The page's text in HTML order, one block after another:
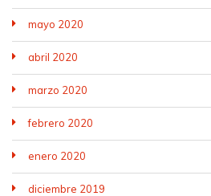
mayo 2020
abril 2020
marzo 2020
febrero 2020
enero 2020
diciembre 2019